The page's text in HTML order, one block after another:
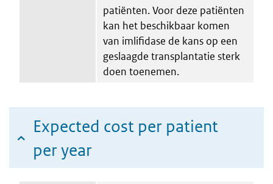
patiënten. Voor deze patiënten
kan het beschikbaar komen
van imlifidase de kans op een
geslaagde transplantatie sterk
doen toenemen.
Expected cost per patient
per year